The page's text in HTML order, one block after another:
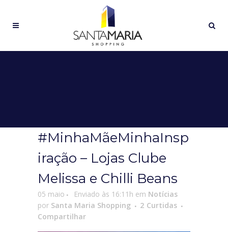
#MinhaMãeMinhaInsp
iração – Lojas Clube
Melissa e Chilli Beans
05 maio Enviado às 16:11h em Notícias
por Santa Maria Shopping 2 Curtidas
Compartilhar